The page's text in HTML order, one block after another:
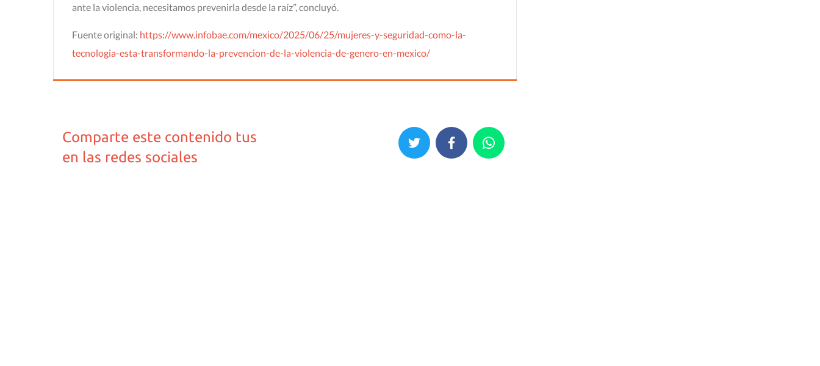
ante la violencia, necesitamos prevenirla desde la raíz”, concluyó.
Fuente original: https://www.infobae.com/mexico/2025/06/25/mujeres-y-seguridad-como-la-
tecnologia-esta-transformando-la-prevencion-de-la-violencia-de-genero-en-mexico/
Comparte este contenido tus
en las redes sociales